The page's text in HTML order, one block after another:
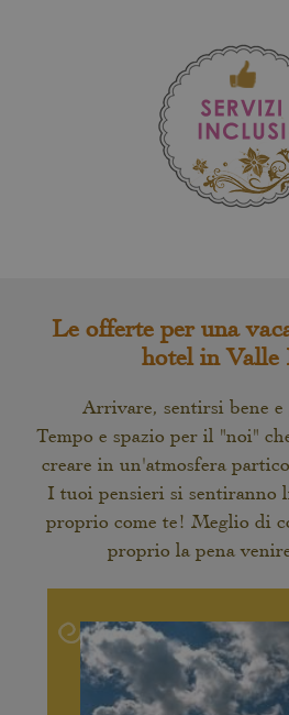
Le offerte per una
hotel in Valle
Arrivare, sentirsi bene e
Tempo e spazio per il "noi"
creare in un'atmosfera
I tuoi pensieri si sentiranno
proprio come te! Meglio di
proprio la pena